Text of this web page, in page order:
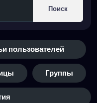
Поиск
пользователей
Группы